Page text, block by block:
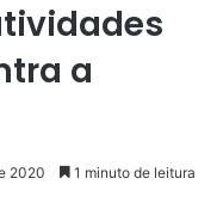
a
2020 1 minuto de leitura